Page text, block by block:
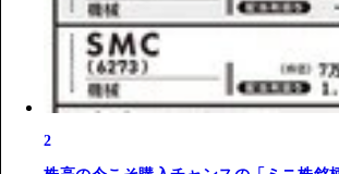
2